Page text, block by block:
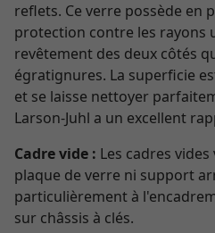
reflets. Ce verre possède en
protection contre les rayons
revêtement des deux côtés
égratignures. La superficie
et se laisse nettoyer
Larson-Juhl a un excellent
Cadre vide : Les cadres
plaque de verre ni support
particulièrement à
sur châssis à clés.